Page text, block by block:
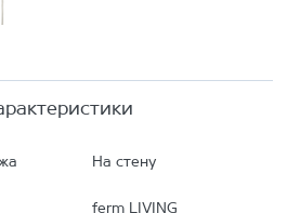
На стену
ferm LIVING